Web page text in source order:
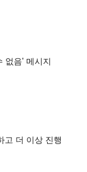
없음' 메시지
고 더 이상 진행